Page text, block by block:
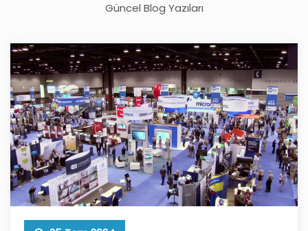
Güncel Blog Yazıları